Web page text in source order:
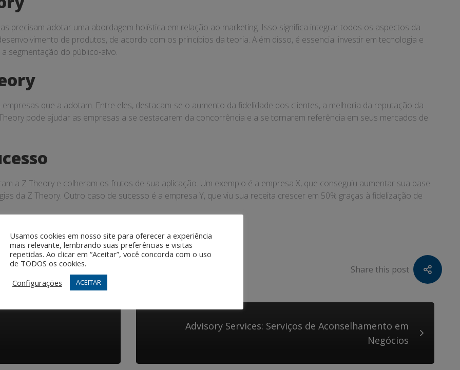
precisam adotar uma abordagem holística em relação ao marketing. Isso significa integrar todos os aspectos da
de produtos, de acordo com os princípios da teoria. Além disso, é essencial investir em tecnologia e
segmentação do público-alvo.
que a adotam. Entre eles, destacam-se o aumento da fidelidade dos clientes, a melhoria da reputação da
pode ajudar as empresas a se destacarem da concorrência e a se tornarem referência em seus mercados de
a Z Theory e colheram os frutos de sua aplicação. Um exemplo é a empresa X, que conseguiu aumentar sua base
da Z Theory. Outro caso de sucesso é a empresa Y, que viu sua receita crescer em 50% graças à fidelização de
Share this post
Advisory Services: Serviços de Aconselhamento em
Negócios
Usamos cookies em nosso site para oferecer a experiência
mais relevante, lembrando suas preferências e visitas
repetidas. Ao clicar em “Aceitar”, você concorda com o uso
de TODOS os cookies.
Configurações
ACEITAR